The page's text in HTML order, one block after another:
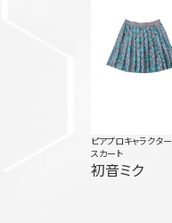
ピアプロキャラクター
スカート
初音ミク